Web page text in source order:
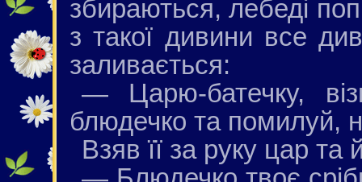
збираються, лебеді
з такої дивини все
заливається:
— Царю-батечку,
блюдечко та помилуй,
Взяв її за руку цар та